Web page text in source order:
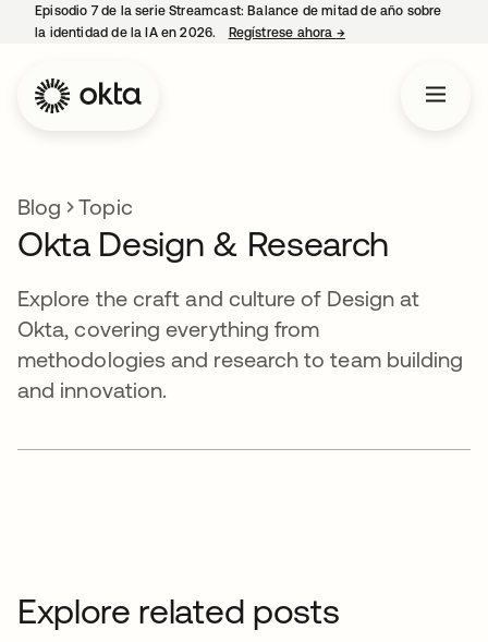
Episodio 7 de la serie Streamcast: Balance de mitad de año sobre
la identidad de la IA en 2026.
Regístrese ahora →se abre en una
Blog Topic
Okta Design & Research
Explore the craft and culture of Design at
Okta, covering everything from
methodologies and research to team building
and innovation.
Explore related posts